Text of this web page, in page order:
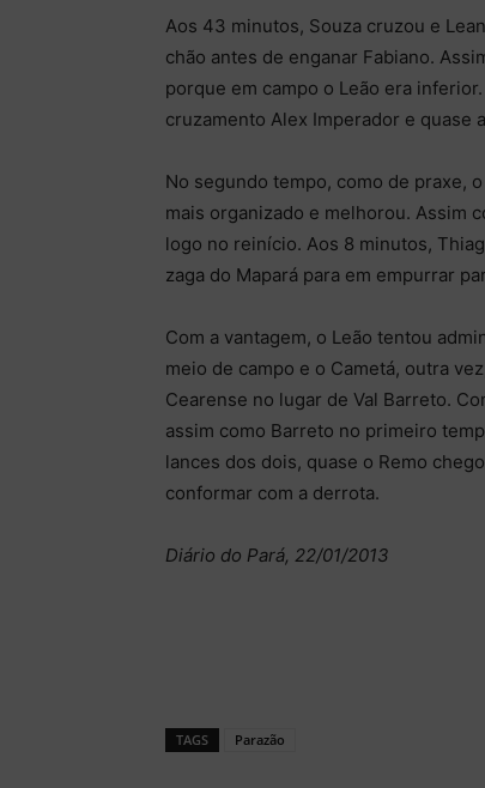
Aos 43 minutos, Souza cruzou e
chão antes de enganar Fabiano.
porque em campo o Leão era
cruzamento Alex Imperador e quase
No segundo tempo, como de praxe,
mais organizado e melhorou. Assim
logo no reinício. Aos 8 minutos,
zaga do Mapará para em empurrar
Com a vantagem, o Leão tentou
meio de campo e o Cametá, outra
Cearense no lugar de Val Barreto.
assim como Barreto no primeiro
lances dos dois, quase o Remo
conformar com a derrota.
Diário do Pará, 22/01/2013
TAGS Parazão